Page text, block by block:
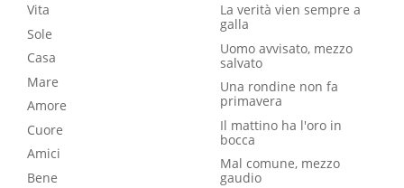
Vita
Sole
Casa
Mare
Amore
Cuore
Amici
Bene
La verità vien sempre a
galla
Uomo avvisato, mezzo
salvato
Una rondine non fa
primavera
Il mattino ha l'oro in
bocca
Mal comune, mezzo
gaudio